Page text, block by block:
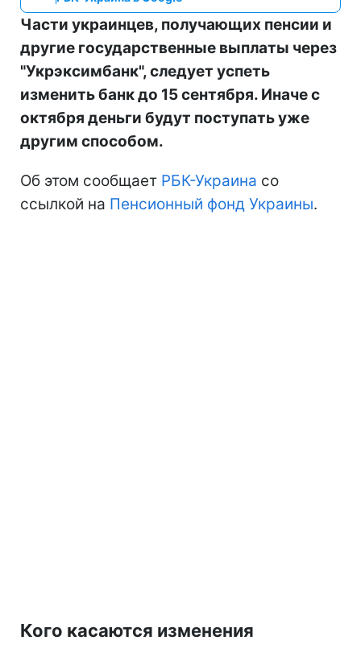
Части украинцев, получающих пенсии и
другие государственные выплаты через
"Укрэксимбанк", следует успеть
изменить банк до 15 сентября. Иначе с
октября деньги будут поступать уже
другим способом.
Об этом сообщает РБК-Украина со
ссылкой на Пенсионный фонд Украины.
Кого касаются изменения